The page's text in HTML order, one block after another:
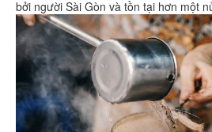
bởi người Sài Gòn và tồn tại hơn một